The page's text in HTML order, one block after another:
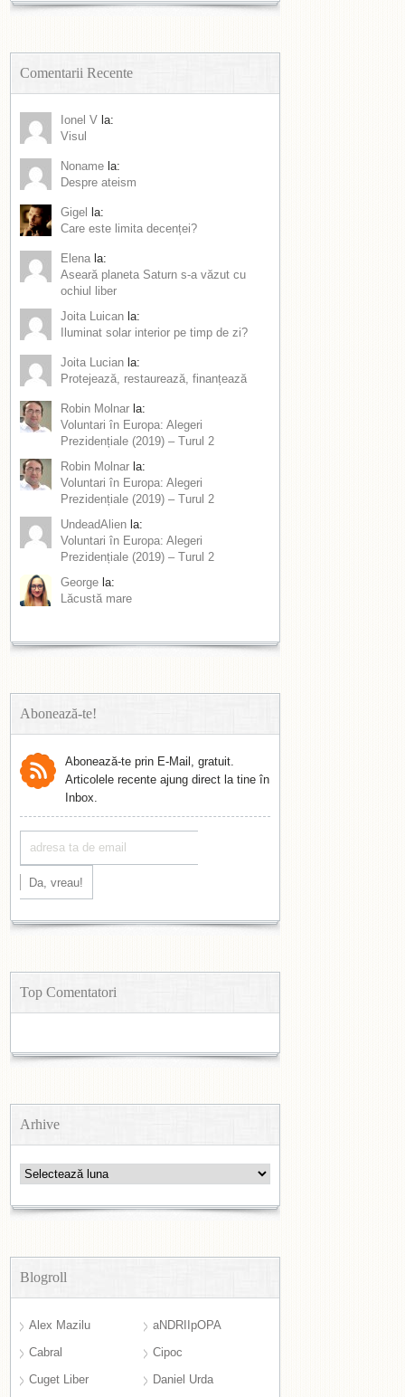
Comentarii Recente
Ionel V la:
Visul
Noname la:
Despre ateism
Gigel
la:
Care este limita decenței?
Elena la:
Aseară planeta Saturn s-a văzut cu
ochiul liber
Joita Luican la:
Iluminat solar interior pe timp de zi?
Joita Lucian la:
Protejează, restaurează, finanțează
Robin Molnar la:
Voluntari în Europa: Alegeri
Prezidențiale (2019) – Turul 2
Robin Molnar la:
Voluntari în Europa: Alegeri
Prezidențiale (2019) – Turul 2
UndeadAlien la:
Voluntari în Europa: Alegeri
Prezidențiale (2019) – Turul 2
George la:
Lăcustă mare
Abonează-te!
Abonează-te prin E-Mail, gratuit.
Articolele recente ajung direct la tine în
Inbox.
Top Comentatori
Arhive
Arhive
Blogroll
Alex Mazilu
aNDRIIpOPA
Cabral
Cipoc
Cuget Liber
Daniel Urda